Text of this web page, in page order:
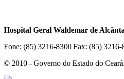
Hospital Geral Waldemar de
Fone: (85) 3216-8300 Fax: (85) 3216-
© 2010 - Governo do Estado do